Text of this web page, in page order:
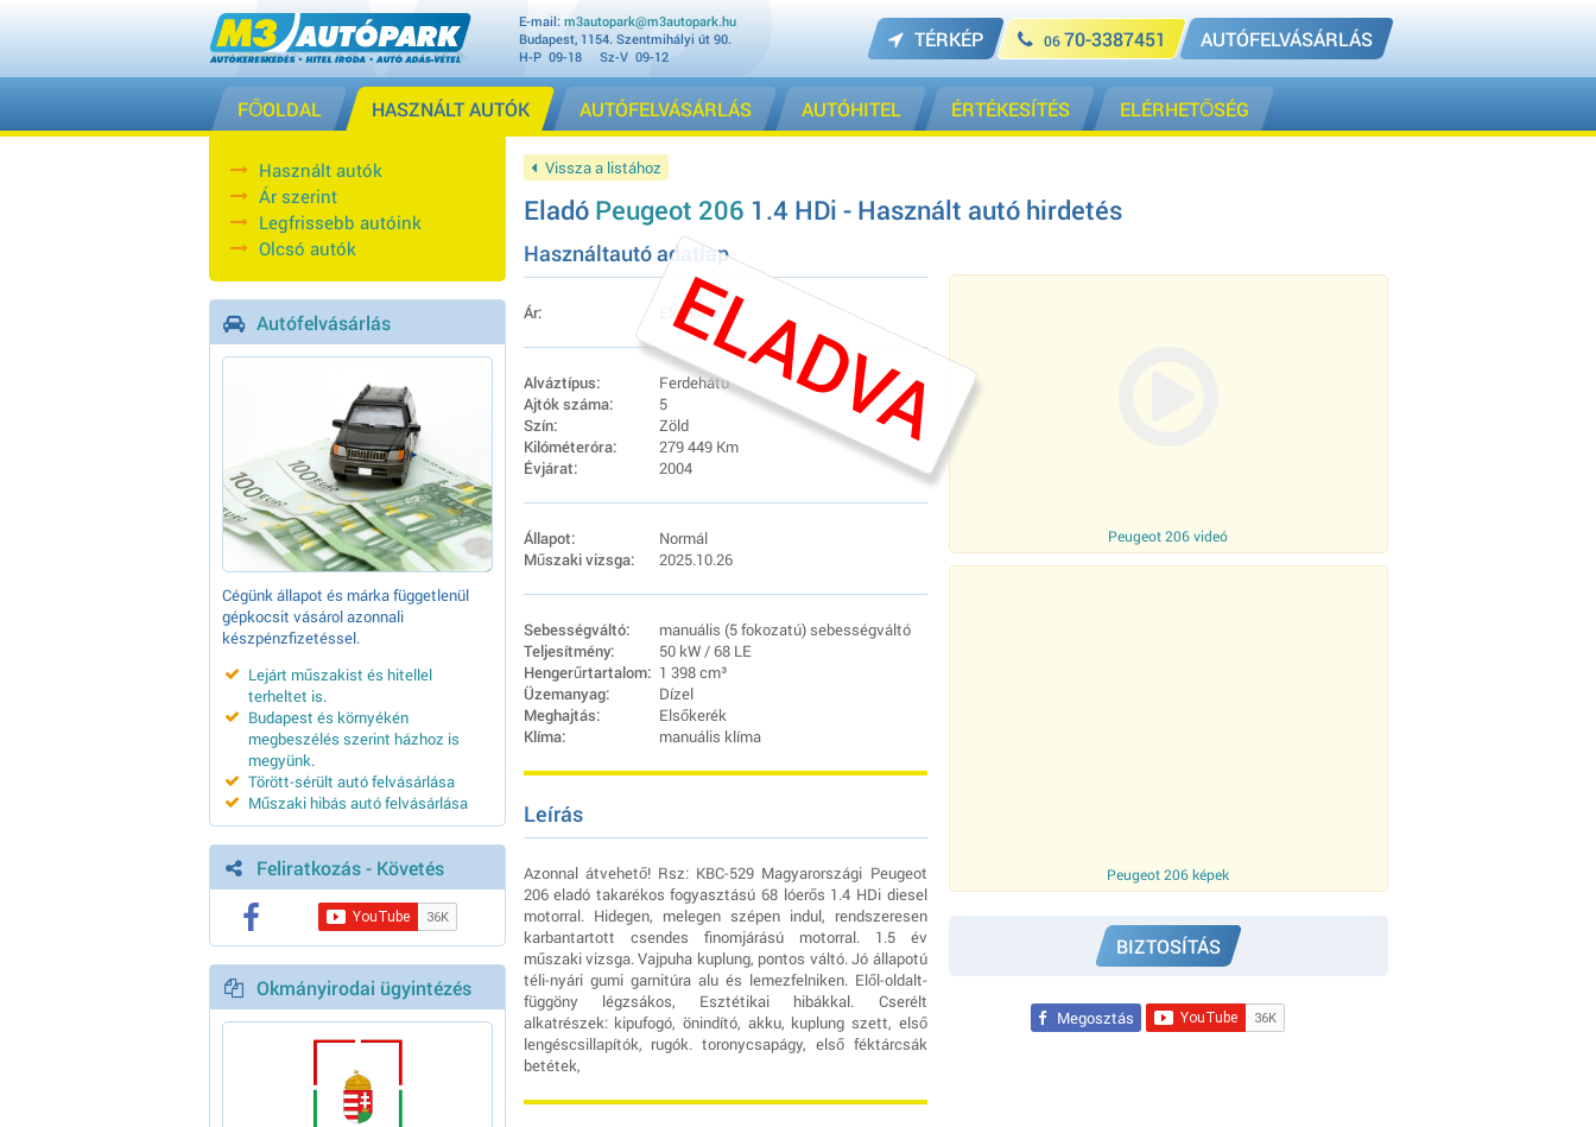
E-mail: m3autopark@m3autopark.hu
Budapest, 1154. Szentmihályi út 90.
H-P 09-18 Sz-V 09-12
TÉRKÉP 0670-3387451 AUTÓFELVÁSÁRLÁS
FŐOLDAL HASZNÁLT AUTÓK AUTÓFELVÁSÁRLÁS AUTÓHITEL ÉRTÉKESÍTÉS ELÉRHETŐSÉG
Használt autók
Ár szerint
Legfrissebb autóink
Olcsó autók
Autófelvásárlás
Cégünk állapot és márka függetlenül
gépkocsit vásárol azonnali
készpénzfizetéssel.
Lejárt műszakist és hitellel
terheltet is.
Budapest és környékén
megbeszélés szerint házhoz is
megyünk.
Törött-sérült autó felvásárlása
Műszaki hibás autó felvásárlása
Feliratkozás - Követés
Okmányirodai ügyintézés
Vissza a listához
Eladó Peugeot 206 1.4 HDi - Használt autó hirdetés
ELADVA
Használtautó adatlap
Ár: Eladva
Alváztípus:
Ferdehátú
Ajtók száma:
5
Szín:
Zöld
Kilóméteróra:
279 449 Km
Évjárat:
2004
Állapot:
Normál
Műszaki vizsga:
2025.10.26
Sebességváltó:
manuális (5 fokozatú) sebességváltó
Teljesítmény:
50 kW / 68 LE
Hengerűrtartalom: 1 398 cm³
Üzemanyag:
Dízel
Meghajtás:
Elsőkerék
Klíma:
manuális klíma
Leírás
Azonnal átvehető! Rsz: KBC-529 Magyarországi Peugeot
206 eladó takarékos fogyasztású 68 lóerős 1.4 HDi diesel
motorral. Hidegen, melegen szépen indul, rendszeresen
karbantartott csendes finomjárású motorral. 1.5 év
műszaki vizsga. Vajpuha kuplung, pontos váltó. Jó állapotú
téli-nyári gumi garnitúra alu és lemezfelniken. Elől-oldalt-
függöny légzsákos, Esztétikai hibákkal. Cserélt
alkatrészek: kipufogó, önindító, akku, kuplung szett, első
lengéscsillapítók, rugók. toronycsapágy, első féktárcsák
betétek,
Peugeot 206 videó
Peugeot 206 képek
BIZTOSÍTÁS
Megosztás